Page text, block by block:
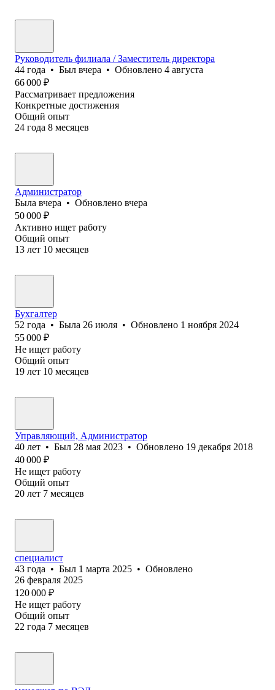
Руководитель филиала / Заместитель директора
44 года • Был вчера • Обновлено 4 августа
66 000 ₽
Рассматривает предложения
Конкретные достижения
Общий опыт
24 года 8 месяцев
Администратор
Была вчера • Обновлено вчера
50 000 ₽
Активно ищет работу
Общий опыт
13 лет 10 месяцев
Бухгалтер
52 года • Была 26 июля • Обновлено 1 ноября 2024
55 000 ₽
Не ищет работу
Общий опыт
19 лет 10 месяцев
Управляющий, Администратор
40 лет • Был 28 мая 2023 • Обновлено 19 декабря 2018
40 000 ₽
Не ищет работу
Общий опыт
20 лет 7 месяцев
специалист
43 года • Был 1 марта 2025 • Обновлено
26 февраля 2025
120 000 ₽
Не ищет работу
Общий опыт
22 года 7 месяцев